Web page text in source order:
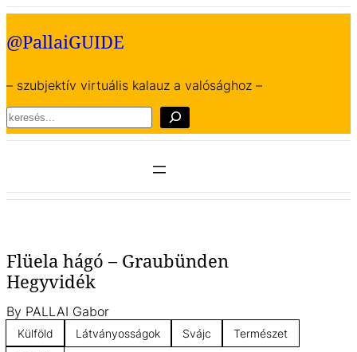
Ugrás
a
tartalomhoz
@PallaiGUIDE
– szubjektív virtuális kalauz a valósághoz –
Search
Flüela hágó – Graubünden
Hegyvidék
By PALLAI Gabor
Külföld Látványosságok Svájc
Természet